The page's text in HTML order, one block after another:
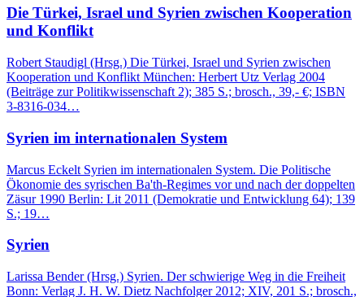
Die Türkei, Israel und Syrien zwischen Kooperation
und Konflikt
Robert Staudigl (Hrsg.) Die Türkei, Israel und Syrien zwischen
Kooperation und Konflikt München: Herbert Utz Verlag 2004
(Beiträge zur Politikwissenschaft 2); 385 S.; brosch., 39,- €; ISBN
3-8316-034…
Syrien im internationalen System
Marcus Eckelt Syrien im internationalen System. Die Politische
Ökonomie des syrischen Ba'th-Regimes vor und nach der doppelten
Zäsur 1990 Berlin: Lit 2011 (Demokratie und Entwicklung 64); 139
S.; 19…
Syrien
Larissa Bender (Hrsg.) Syrien. Der schwierige Weg in die Freiheit
Bonn: Verlag J. H. W. Dietz Nachfolger 2012; XIV, 201 S.; brosch.,